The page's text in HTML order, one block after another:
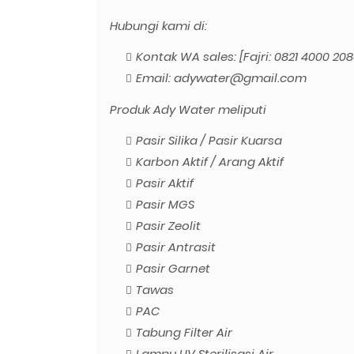
Hubungi kami di:
Kontak WA sales: [Fajri: 0821 4000
Email: adywater@gmail.com
Produk Ady Water meliputi
Pasir Silika / Pasir Kuarsa
Karbon Aktif / Arang Aktif
Pasir Aktif
Pasir MGS
Pasir Zeolit
Pasir Antrasit
Pasir Garnet
Tawas
PAC
Tabung Filter Air